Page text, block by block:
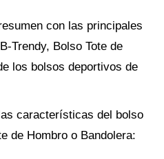
con las principales
Trendy, Bolso Tote de
los bolsos deportivos de
características del bolso
de Hombro o Bandolera: